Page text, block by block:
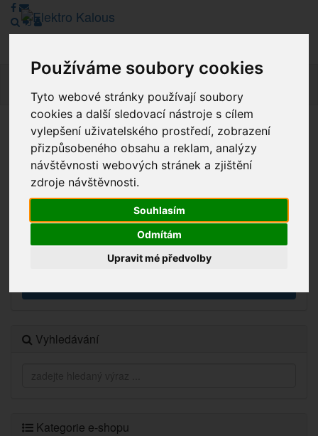
Používáme soubory cookies
Tyto webové stránky používají soubory
cookies a další sledovací nástroje s cílem
vylepšení uživatelského prostředí, zobrazení
přizpůsobeného obsahu a reklam, analýzy
návštěvnosti webových stránek a zjištění
zdroje návštěvnosti.
Souhlasím
Odmítám
Upravit mé předvolby
Vážení zákazníci, v tuto chvíli je Náš internetový obchod v
režimu Katalogu. Objednávky on-line nyní nelze vyřídit.
Děkujeme za pochopení.
Výprodej
Vyhledávání
Kategorie e-shopu